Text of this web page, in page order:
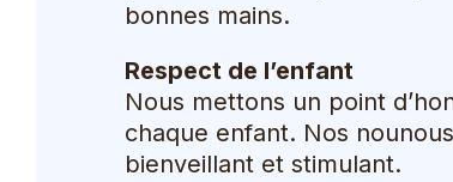
bonnes mains.
Respect de l’enfant
Nous mettons un point
chaque enfant. Nos
bienveillant et stimulant.